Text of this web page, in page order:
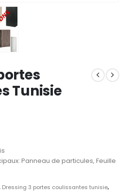
Tunisie
Panneau de particules, Feuille
Dressing 3 portes coulissantes tunisie,